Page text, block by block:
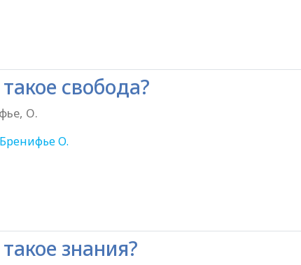
свобода?
О.
Бренифье О.
знания?